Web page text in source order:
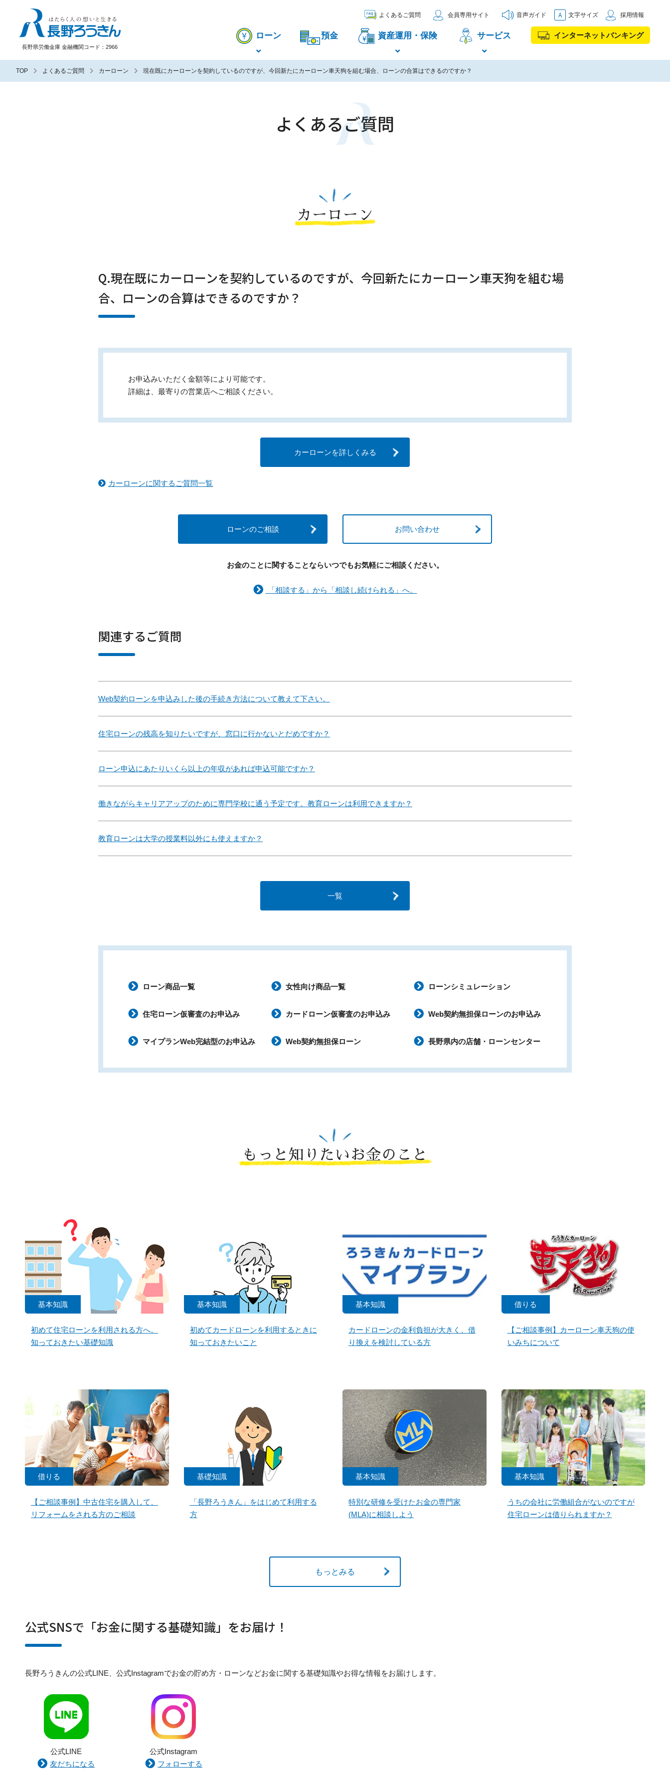
長野県労働金庫 金融機関コード：2966
ローン 預金 資産運用・保険 サービス インターネットバンキング
よくあるご質問 会員専用サイト 音声ガイド 文字サイズ 採用情報
TOP よくあるご質問 カーローン 現在既にカーローンを契約しているのですが、今回新たにカーローン車天狗を組む場合、ローンの合算はできるのですか？
よくあるご質問
カーローン
Q.現在既にカーローンを契約しているのですが、今回新たにカーローン車天狗を組む場
合、ローンの合算はできるのですか？
お申込みいただく金額等により可能です。
詳細は、最寄りの営業店へご相談ください。
カーローンを詳しくみる
カーローンに関するご質問一覧
ローンのご相談 お問い合わせ
お金のことに関することならいつでもお気軽にご相談ください。
「相談する」から「相談し続けられる」へ。
関連するご質問
Web契約ローンを申込みした後の手続き方法について教えて下さい。
住宅ローンの残高を知りたいですが、窓口に行かないとだめですか？
ローン申込にあたりいくら以上の年収があれば申込可能ですか？
働きながらキャリアアップのために専門学校に通う予定です。教育ローンは利用できますか？
教育ローンは大学の授業料以外にも使えますか？
一覧
ローン商品一覧 女性向け商品一覧 ローンシミュレーション
住宅ローン仮審査のお申込み カードローン仮審査のお申込み Web契約無担保ローンのお申込み
マイプランWeb完結型のお申込み Web契約無担保ローン 長野県内の店舗・ローンセンター
もっと知りたいお金のこと
基本知識
初めて住宅ローンを利用される方へ。
知っておきたい基礎知識
基本知識
初めてカードローンを利用するときに
知っておきたいこと
基本知識
カードローンの金利負担が大きく、借
り換えを検討している方
借りる
【ご相談事例】カーローン車天狗の使
いみちについて
借りる
【ご相談事例】中古住宅を購入して、
リフォームをされる方のご相談
基礎知識
「長野ろうきん」をはじめて利用する
方
基本知識
特別な研修を受けたお金の専門家
(MLA)に相談しよう
基本知識
うちの会社に労働組合がないのですが
住宅ローンは借りられますか？
もっとみる
公式SNSで「お金に関する基礎知識」をお届け！
長野ろうきんの公式LINE、公式Instagramでお金の貯め方・ローンなどお金に関する基礎知識やお得な情報をお届けします。
公式LINE
友だちになる
公式Instagram
フォローする